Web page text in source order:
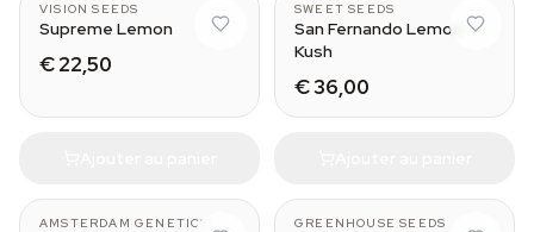
VISION SEEDS
Supreme Lemon
€ 22,50
SWEET SEEDS
San Fernando Lemon
Kush
€ 36,00
AMSTERDAM GENETICS GREENHOUSE SEEDS